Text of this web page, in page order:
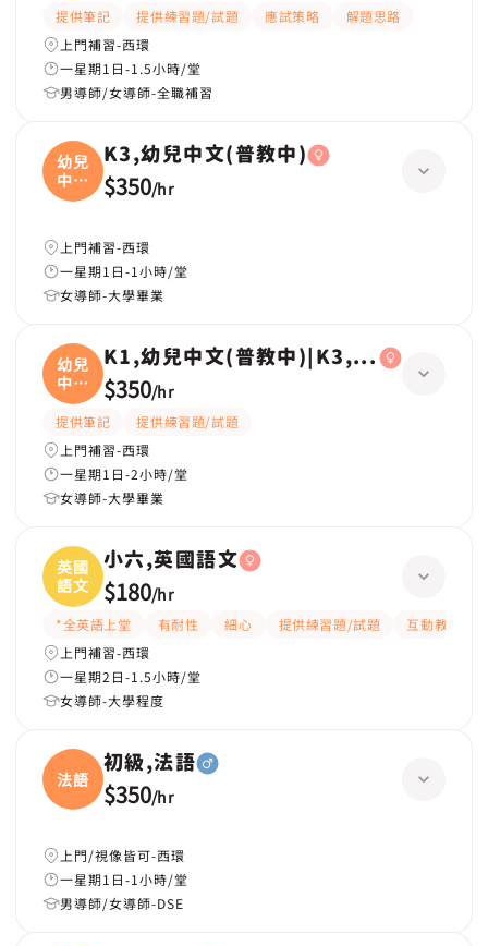
提供筆記 提供練習題/試題 應試策略
解題思路
上門補習-西環
一星期1日-1.5小時/堂
男導師/女導師-全職補習
幼兒
中文
(
K3,幼兒中文(普教中)
$350/hr
上門補習-西環
一星期1日-1小時/堂
女導師-大學畢業
幼兒
中文
(
K1,幼兒中文(普教中)|K3,幼兒中文(普
$350/hr
提供筆記
提供練習題/試題
上門補習-西環
一星期1日-2小時/堂
女導師-大學畢業
英國
語文
小六,英國語文
$180/hr
*全英語上堂 有耐性 細心 提供練習題/試題 互動教學
上門補習-西環
一星期2日-1.5小時/堂
女導師-大學程度
法語
初級,法語
$350/hr
上門/視像皆可-西環
一星期1日-1小時/堂
男導師/女導師-DSE